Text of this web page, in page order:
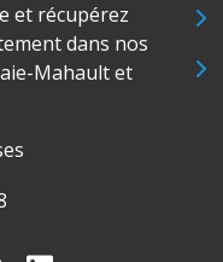
et récupérez
dans nos
Mahault et